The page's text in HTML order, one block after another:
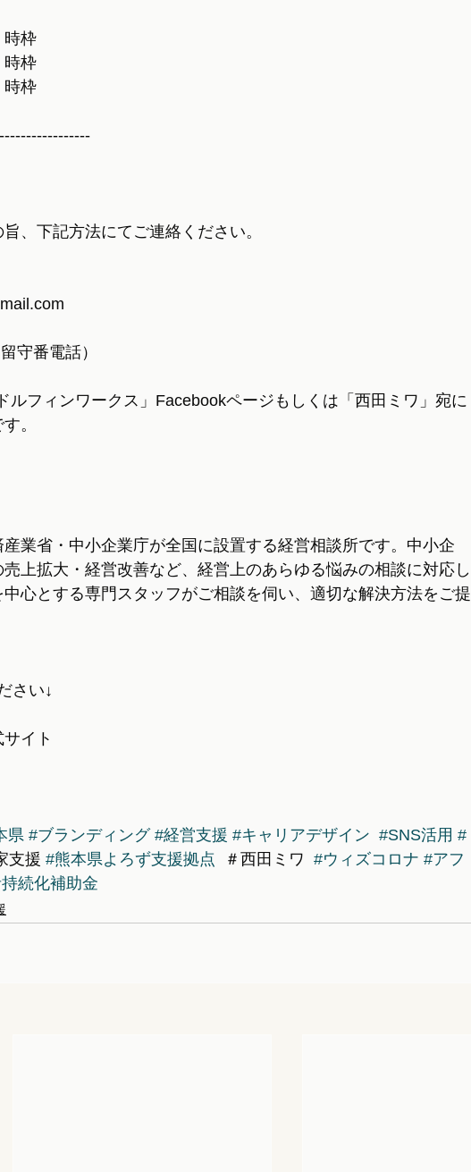
時枠
時枠
時枠
、下記方法にてご連絡ください。
守番電話）
ルフィンワークス」Facebookページもしくは「西田ミワ」宛に
。
産業省・中小企業庁が全国に設置する経営相談所です。中小企
上拡大・経営改善など、経営上のあらゆる悩みの相談に対応し
心とする専門スタッフがご相談を伺い、適切な解決方法をご提
さい↓
イト
県 #ブランディング #経営支援 #キャリアデザイン #SNS活用 #
支援 #熊本県よろず支援拠点
  ＃西田ミワ
#ウィズコロナ #アフ
続化補助金